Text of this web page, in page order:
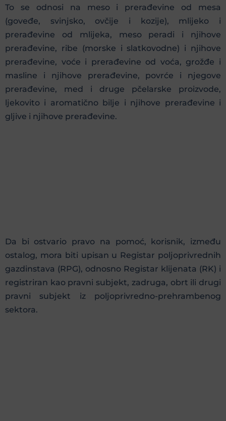
To se odnosi na meso i prerađevine od mesa
(goveđe, svinjsko, ovčije i kozije), mlijeko i
prerađevine od mlijeka, meso peradi i njihove
prerađevine, ribe (morske i slatkovodne) i njihove
prerađevine, voće i prerađevine od voća, grožđe i
masline i njihove prerađevine, povrće i njegove
prerađevine, med i druge pčelarske proizvode,
ljekovito i aromatično bilje i njihove prerađevine i
gljive i njihove prerađevine.
Da bi ostvario pravo na pomoć, korisnik, između
ostalog, mora biti upisan u Registar poljoprivrednih
gazdinstava (RPG), odnosno Registar klijenata (RK) i
registriran kao pravni subjekt, zadruga, obrt ili drugi
pravni subjekt iz poljoprivredno-prehrambenog
sektora.